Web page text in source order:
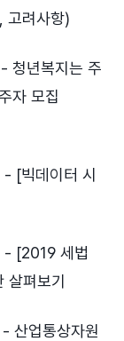
고려사항)
년복지는 주
자 모집
[빅데이터 시
[2019 세법
펴보기
산업통상자원